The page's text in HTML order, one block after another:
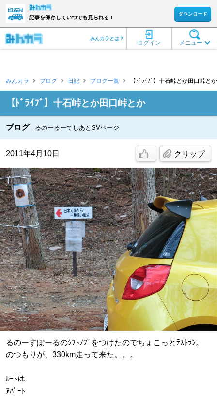
記事を保存していつでも見られる！
ダウンロード
メニュー
ログイン
みんカラとは？
みんカラ ブログ 日記 ブログ一覧 【ﾄﾞﾗｲﾌﾞ】十石峠とか田口峠と
【ﾄﾞﾗｲﾌﾞ】十石峠とか田口峠とか
ブログ るのーるーてしあとSVページ
2011年4月10日 クリップ
るのーすぽーるのｼﾌﾄﾉﾌﾞをつけたのでちょこっとﾃｽﾄﾗﾝ。
のつもりが、330km走って来た。。。
ﾙｰﾄは
ｱﾊﾟｰﾄ